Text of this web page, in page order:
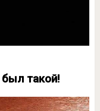
был такой!